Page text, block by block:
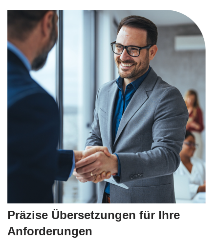
Präzise Übersetzungen für Ihre
Anforderungen